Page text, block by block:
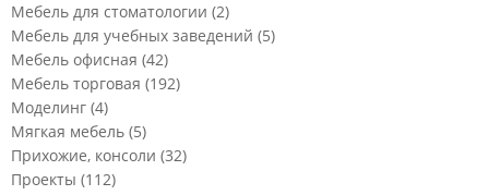
Мебель для стоматологии (2)
Мебель для учебных заведений (5)
Мебель офисная (42)
Мебель торговая (192)
Моделинг (4)
Мягкая мебель (5)
Прихожие, консоли (32)
Проекты (112)